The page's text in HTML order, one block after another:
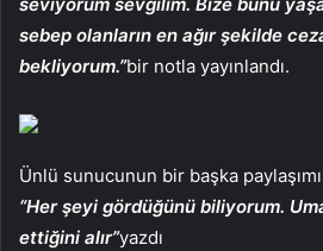
sebep olanların en ağır şekilde
bekliyorum.”bir notla yayınlandı.
Ünlü sunucunun bir başka
“Her şeyi gördüğünü biliyorum.
ettiğini alır”yazdı